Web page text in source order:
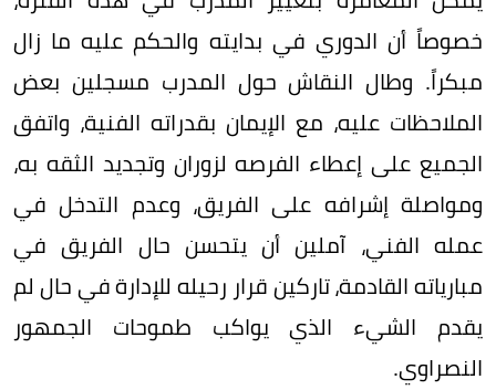
خصوصاً أن الدوري في بدايته والحكم عليه ما زال
مبكراً. وطال النقاش حول المدرب مسجلين بعض
الملاحظات عليه، مع الإيمان بقدراته الفنية، واتفق
الجميع على إعطاء الفرصه لزوران وتجديد الثقه به،
ومواصلة إشرافه على الفريق، وعدم التدخل في
عمله الفني، آملين أن يتحسن حال الفريق في
مبارياته القادمة، تاركين قرار رحيله للإدارة في حال لم
يقدم الشيء الذي يواكب طموحات الجمهور
النصراوي.